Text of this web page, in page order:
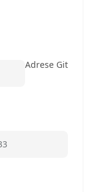
Adrese Git